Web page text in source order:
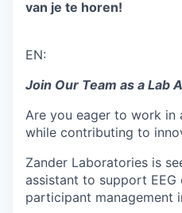
van je te horen!
EN:
Join Our Team as a Lab
Are you eager to work in
while contributing to
Zander Laboratories is
assistant to support
participant management